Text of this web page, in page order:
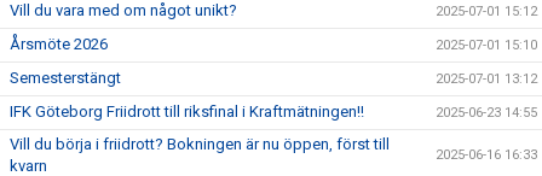
Vill du vara med om något unikt? 2025-07-01 15:12
Årsmöte 2026 2025-07-01 15:10
Semesterstängt 2025-07-01 13:12
IFK Göteborg Friidrott till riksfinal i Kraftmätningen!! 2025-06-23 14:55
Vill du börja i friidrott? Bokningen är nu öppen, först till
kvarn
2025-06-16 16:33